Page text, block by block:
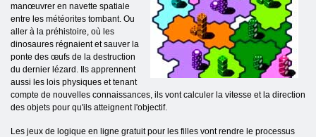
manœuvrer en navette spatiale
entre les météorites tombant. Ou
aller à la préhistoire, où les
dinosaures régnaient et sauver la
ponte des œufs de la destruction
du dernier lézard. Ils apprennent
aussi les lois physiques et tenant
compte de nouvelles connaissances, ils vont calculer la vitesse et la direction
des objets pour qu'ils atteignent l'objectif.
Les jeux de logique en ligne gratuit pour les filles vont rendre le processus